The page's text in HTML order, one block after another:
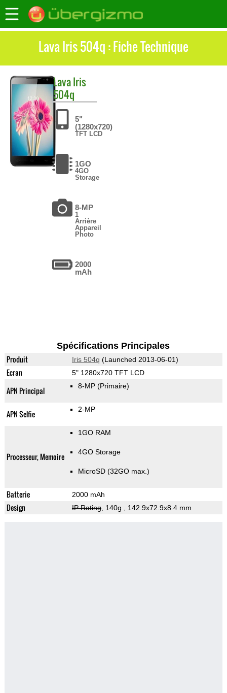
Lava Iris 504q : Fiche Technique
LavaIris
504q
5"
(1280x720)
TFT LCD
1GO
4GO
Storage
8-MP
1
Arrière
Appareil
Photo
2000
mAh
Spécifications Principales
Produit Iris 504q (Launched 2013-06-01)
Ecran 5" 1280x720 TFT LCD
APN Principal 8-MP (Primaire)
APN Selfie 2-MP
Processeur, Memoire
1GO RAM
4GO Storage
MicroSD (32GO max.)
Batterie 2000 mAh
Design IP Rating, 140g , 142.9x72.9x8.4 mm